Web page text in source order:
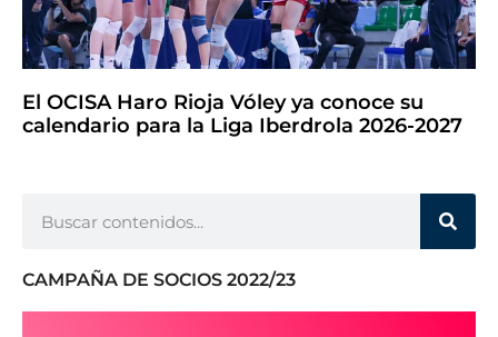
El OCISA Haro Rioja Vóley ya conoce su
calendario para la Liga Iberdrola 2026-2027
CAMPAÑA DE SOCIOS 2022/23